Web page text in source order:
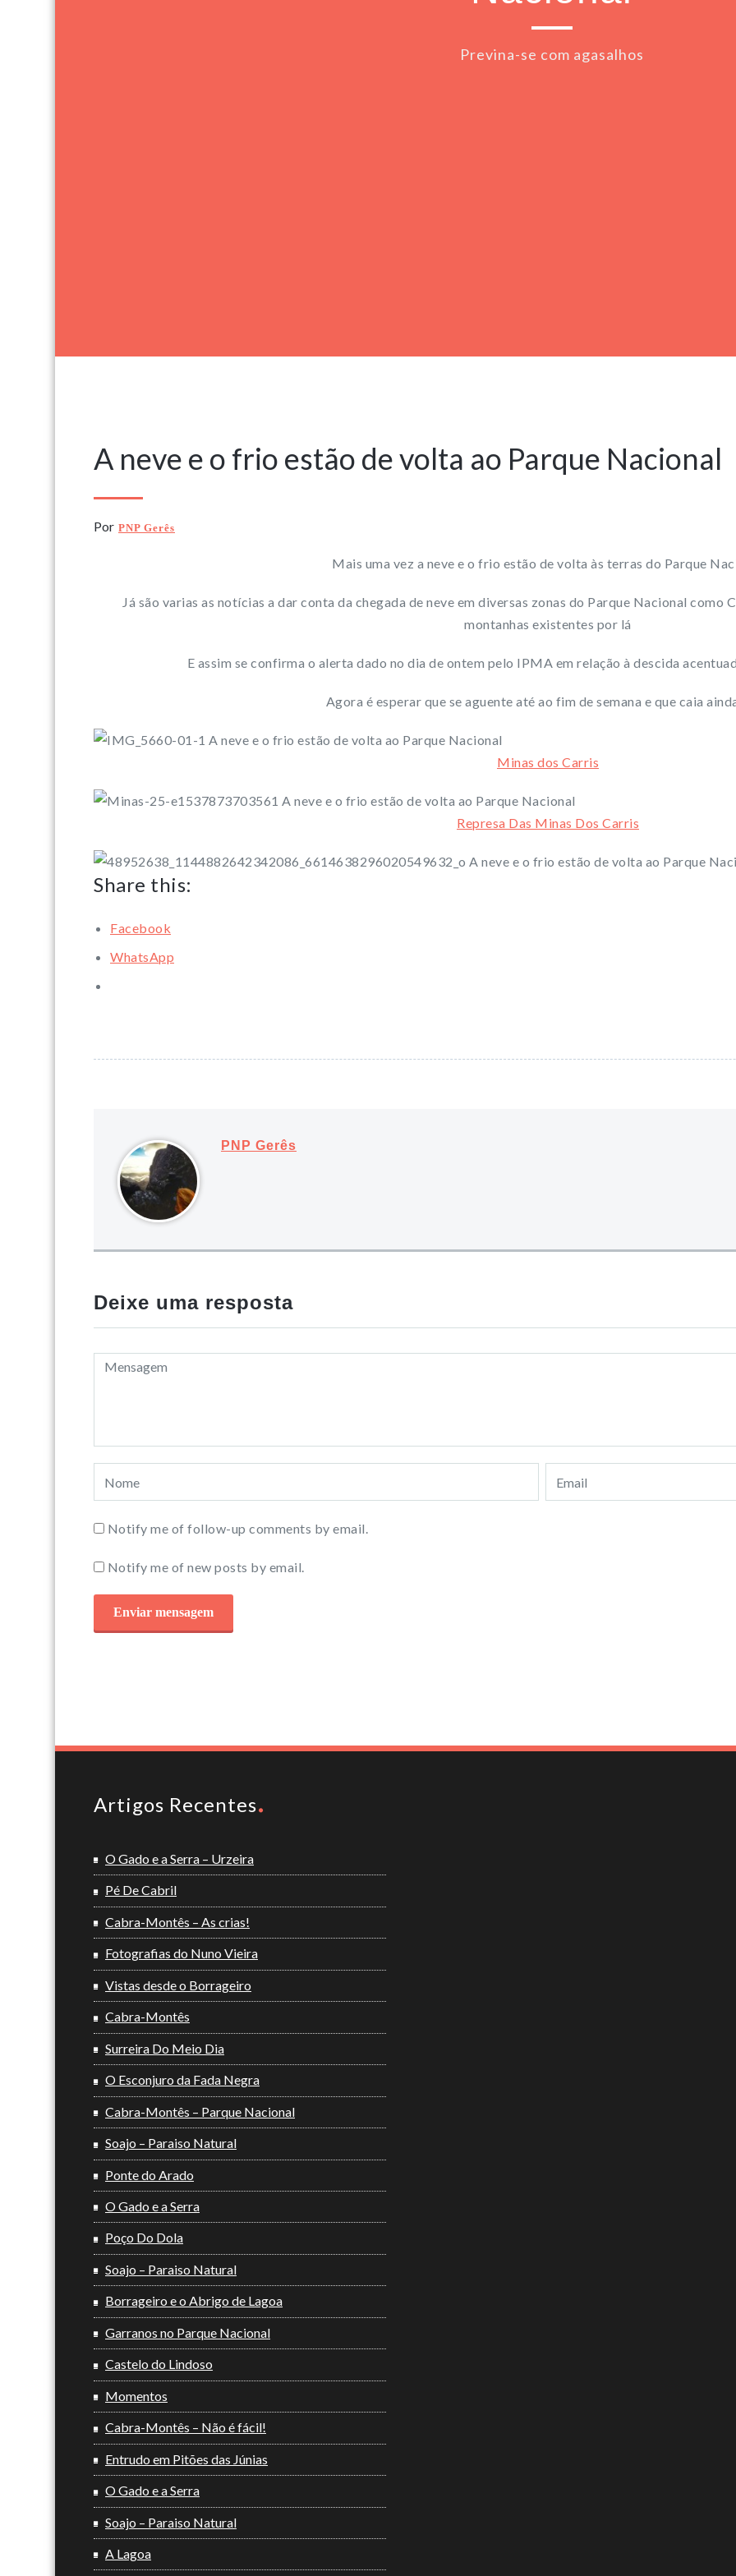
Previna-se com agasalhos
A neve e o frio estão de volta ao Parque Nacional
Por PNP Gerês
Mais uma vez a neve e o frio estão de volta às terras do Parque
Já são varias as notícias a dar conta da chegada de neve em diversas zonas do Parque Nacional como
montanhas existentes por lá
E assim se confirma o alerta dado no dia de ontem pelo IPMA em relação à descida
Agora é esperar que se aguente até ao fim de semana e que caia
Minas dos Carris
Represa Das Minas Dos Carris
Share this:
Facebook
WhatsApp
PNP Gerês
Deixe uma resposta
Notify me of follow-up comments by email.
Notify me of new posts by email.
Artigos Recentes
O Gado e a Serra – Urzeira
Pé De Cabril
Cabra-Montês – As crias!
Fotografias do Nuno Vieira
Vistas desde o Borrageiro
Cabra-Montês
Surreira Do Meio Dia
O Esconjuro da Fada Negra
Cabra-Montês – Parque Nacional
Soajo – Paraiso Natural
Ponte do Arado
O Gado e a Serra
Poço Do Dola
Soajo – Paraiso Natural
Borrageiro e o Abrigo de Lagoa
Garranos no Parque Nacional
Castelo do Lindoso
Momentos
Cabra-Montês – Não é fácil!
Entrudo em Pitões das Júnias
O Gado e a Serra
Soajo – Paraiso Natural
A Lagoa